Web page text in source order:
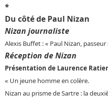
*
Du côté de Paul Nizan
Nizan journaliste
Alexis Buffet : « Paul Nizan,
Réception de Nizan
Présentation de Laurence Ratier
« Un jeune homme en colère.
Nizan au prisme de Sartre : la